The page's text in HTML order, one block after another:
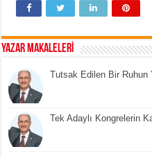
YAZAR MAKALELERİ
Tutsak Edilen Bir Ruhun
Tek Adaylı Kongrelerin